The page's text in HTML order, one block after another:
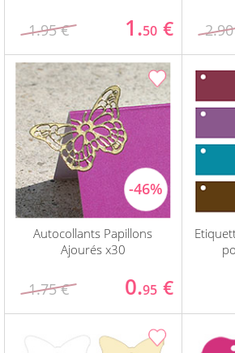
1.95 € 1.50 €
Autocollants Papillons
Ajourés x30
1.75 € 0.95 €